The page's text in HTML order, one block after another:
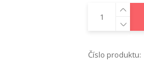
Číslo produktu: